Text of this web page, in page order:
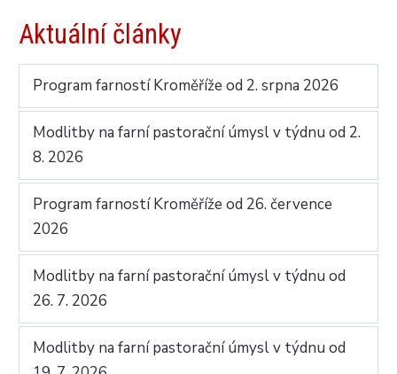
Aktuální články
Program farností Kroměříže od 2. srpna 2026
Modlitby na farní pastorační úmysl v týdnu od 2.
8. 2026
Program farností Kroměříže od 26. července
2026
Modlitby na farní pastorační úmysl v týdnu od
26. 7. 2026
Modlitby na farní pastorační úmysl v týdnu od